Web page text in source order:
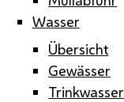
Wasser
Übersicht
Gewässer
Trinkwasser